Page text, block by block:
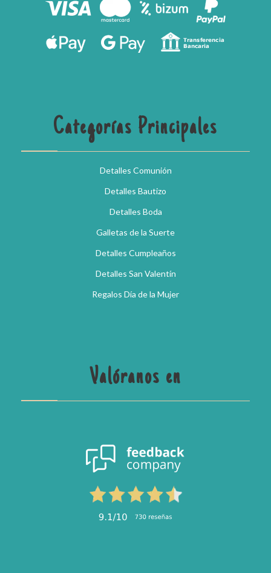
Categorías Principales
Detalles Comunión
Detalles Bautizo
Detalles Boda
Galletas de la Suerte
Detalles Cumpleaños
Detalles San Valentín
Regalos Día de la Mujer
Valóranos en